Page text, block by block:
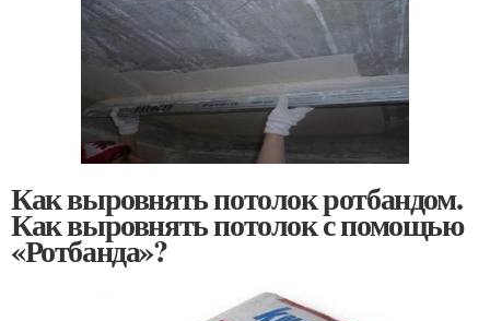
Как выровнять потолок ротбандом.
Как выровнять потолок с помощью
«Ротбанда»?